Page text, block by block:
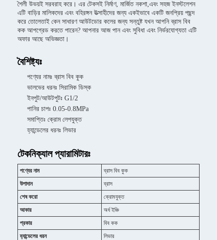
শৈলী উভয়ই সরবরাহ করে। এর টেকসই নির্মাণ, মার্জিত নকশা,এবং সহজ ইনস্টলেশন
এটি বাড়ির মালিকদের এবং বহিরঙ্গন উত্সাহীদের জন্য একইভাবে একটি জনপ্রিয় পছন্দ
করে তোলেতাই কেন সাধারণ আউটডোর কলের জন্য সন্তুষ্ট যখন আপনি ব্রাস বিব
কক আপগ্রেড করতে পারেন? আপনার আজ পান এবং সুবিধা এবং নির্ভরযোগ্যতা এটি
অফার আছে অভিজ্ঞতা।
বৈশিষ্ট্যঃ
পণ্যের নামঃ ব্রাস বিব কুক
ভালভের ধরনঃ সিরামিক ডিস্ক
ইনপুট/আউটপুটঃ G1/2
পানির চাপঃ 0.05-0.8MPa
সমাপ্তিঃ ক্রোম লেপযুক্ত
হ্যান্ডেলের ধরনঃ লিভার
টেকনিক্যাল প্যারামিটারঃ
পণ্যের নাম
ব্রাস বিব কুক
উপাদান
ব্রাস
শেষ করো
ক্রোমযুক্ত
আকার
অর্ধ ইঞ্চি
প্রকার
বিব কক
হ্যান্ডেলের ধরন
লিভার